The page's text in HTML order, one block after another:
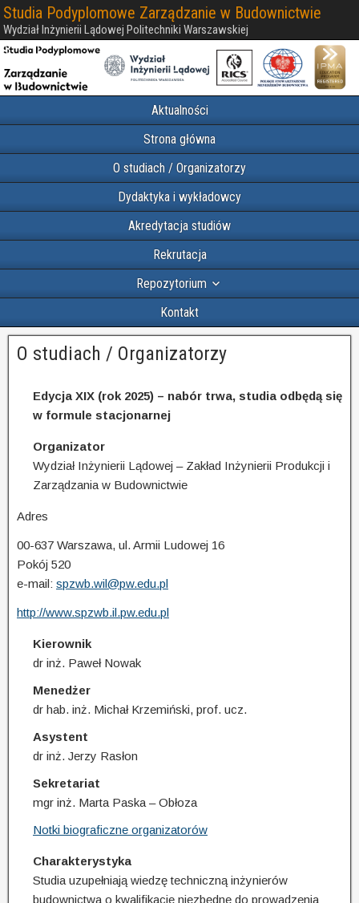
Studia Podyplomowe Zarządzanie w Budownictwie
Wydział Inżynierii Lądowej Politechniki Warszawskiej
Aktualności
Strona główna
O studiach / Organizatorzy
Dydaktyka i wykładowcy
Akredytacja studiów
Rekrutacja
Repozytorium
Kontakt
O studiach / Organizatorzy
Edycja XIX (rok 2025) – nabór trwa, studia odbędą się
w formule stacjonarnej
Organizator
Wydział Inżynierii Lądowej – Zakład Inżynierii Produkcji i
Zarządzania w Budownictwie
Adres
00-637 Warszawa, ul. Armii Ludowej 16
Pokój 520
e-mail: spzwb.wil@pw.edu.pl
http://www.spzwb.il.pw.edu.pl
Kierownik
dr inż. Paweł Nowak
Menedżer
dr hab. inż. Michał Krzemiński, prof. ucz.
Asystent
dr inż. Jerzy Rasłon
Sekretariat
mgr inż. Marta Paska – Obłoza
Notki biograficzne organizatorów
Charakterystyka
Studia uzupełniają wiedzę techniczną inżynierów
budownictwa o kwalifikacje niezbędne do prowadzenia